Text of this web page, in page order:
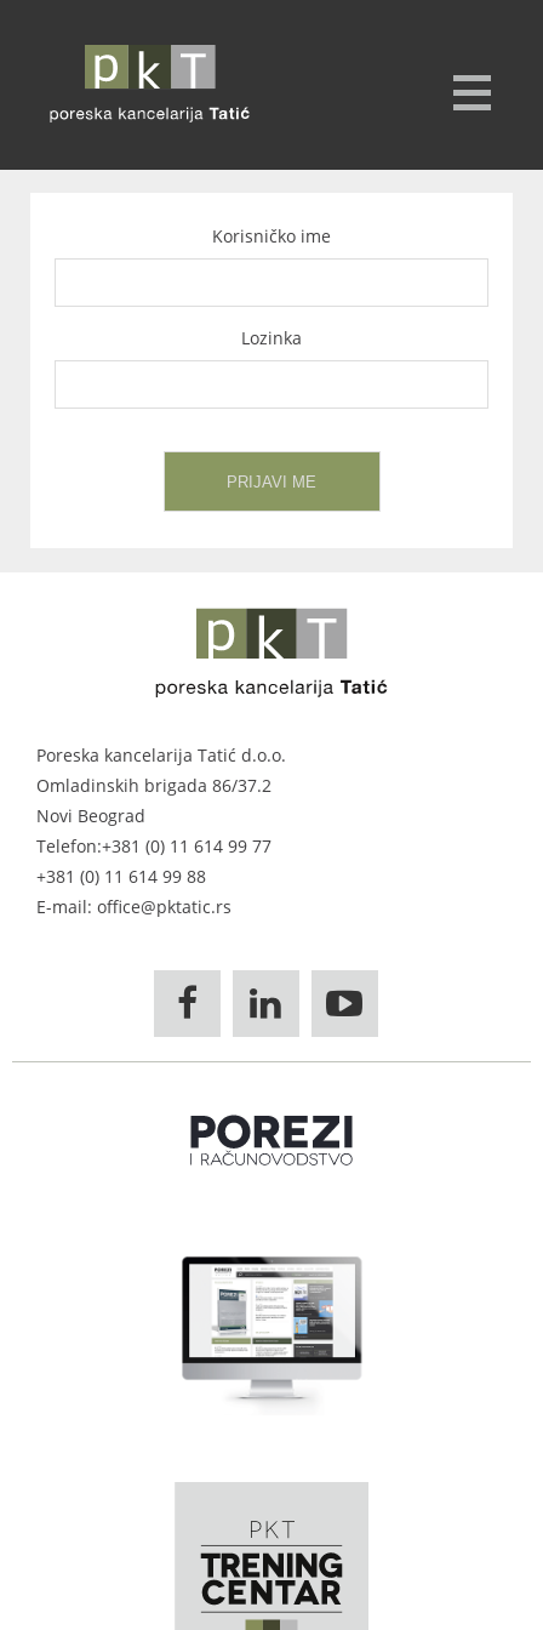
Korisničko ime
Lozinka
Poreska kancelarija Tatić d.o.o.
Omladinskih brigada 86/37.2
Novi Beograd
Telefon:+381 (0) 11 614 99 77
+381 (0) 11 614 99 88
E-mail: office@pktatic.rs
  